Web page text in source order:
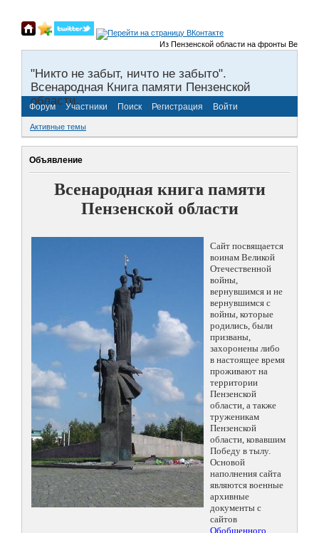
Из Пензенской области на фронты Великой
"Никто не забыт, ничто не забыто".
Всенародная Книга памяти Пензенской
области.
Форум Участники Поиск Регистрация Войти
Активные темы
Объявление
Всенародная книга памяти
Пензенской области
Сайт посвящается
воинам Великой
Отечественной
войны,
вернувшимся и не
вернувшимся с
войны, которые
родились, были
призваны,
захоронены либо
в настоящее время
проживают на
территории
Пензенской
области, а также
труженикам
Пензенской
области, ковавшим
Победу в тылу.
Основой
наполнения сайта
являются военные
архивные
документы с
сайтов
Обобщенного